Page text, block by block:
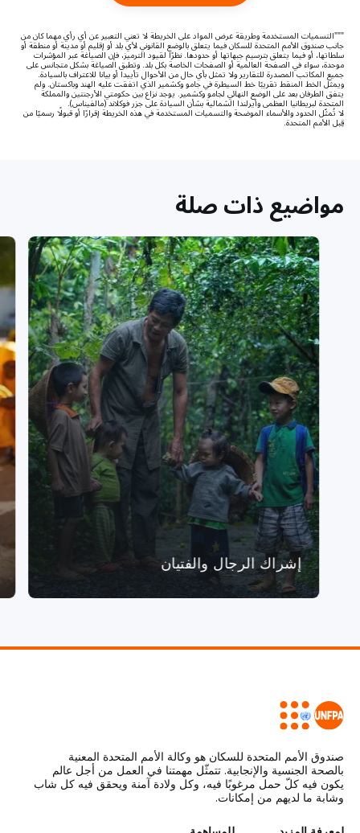
"""التسميات المستخدمة وطريقة عرض المواد على الخريطة لا تعني التعبير عن أي رأي مهما كان من
جانب صندوق الأمم المتحدة للسكان فيما يتعلق بالوضع القانوني لأي بلد أو إقليم أو مدينة أو منطقة أو
سلطاتها، أو فيما يتعلق بترسيم جبهاتها أو حدودها. نظرًا لقيود الترميز، فإن الصياغة عبر المؤشرات
موحدة، سواء في الصفحة العالمية أو الصفحات الخاصة بكل بلد. وتطبق الصياغة بشكل متجانس على
جميع المكاتب المصدرة للتقارير ولا تمثل بأي حال من الأحوال تأييدا أو بيانا للاعتراف بالسيادة.
ويمثل الخط المنقط تقريبًا خط السيطرة في جامو وكشمير الذي اتفقت عليه الهند وباكستان. ولم
يتفق الطرفان بعد على الوضع النهائي لجامو وكشمير. يوجد نزاع بين حكومتي الأرجنتين والمملكة
المتحدة لبريطانيا العظمى وأيرلندا الشمالية بشأن السيادة على جزر فوكلاند (مالفيناس).
لا تُمثّل الحدود والأسماء الموضحة والتسميات المستخدمة في هذه الخريطة إقرارًا أو قبولًا رسميًا من
قِبل الأمم المتحدة.
مواضيع ذات صلة
إشراك الرجال والفتيان
صندوق الأمم المتحدة للسكان هو وكالة الأمم المتحدة المعنية
بالصحة الجنسية والإنجابية. تتمثّل مهمتنا في العمل من أجل عالم
يكون فيه كلّ حمل مرغوبًا فيه، وكل ولادة آمنة ويحقق فيه كل شاب
وشابة ما لديهم من إمكانات.